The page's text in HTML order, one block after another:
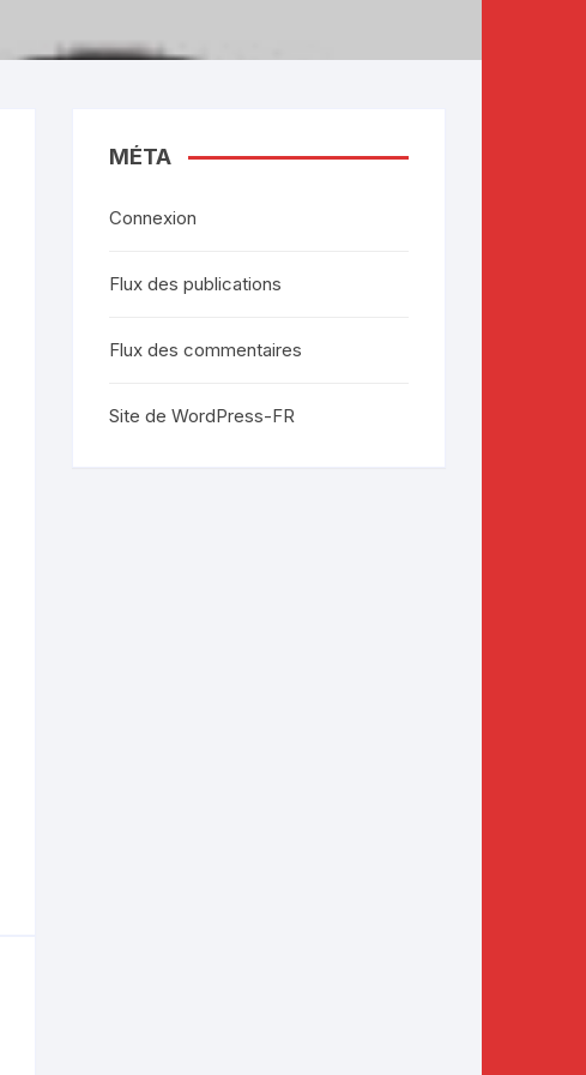
MÉTA
Connexion
Flux des publications
Flux des commentaires
Site de WordPress-FR